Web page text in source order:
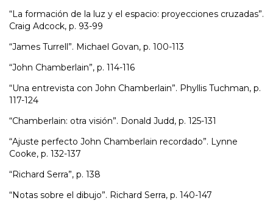
“La formación de la luz y el espacio: proyecciones cruzadas”.
Craig Adcock, p. 93-99
“James Turrell”. Michael Govan, p. 100-113
“John Chamberlain”, p. 114-116
“Una entrevista con John Chamberlain”. Phyllis Tuchman, p.
117-124
“Chamberlain: otra visión”. Donald Judd, p. 125-131
“Ajuste perfecto John Chamberlain recordado”. Lynne
Cooke, p. 132-137
“Richard Serra”, p. 138
“Notas sobre el dibujo”. Richard Serra, p. 140-147